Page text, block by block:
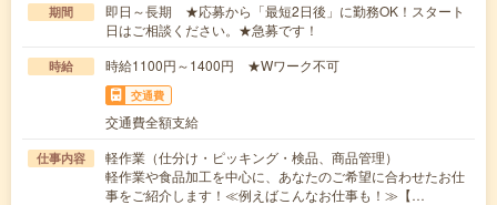
期間
即日～長期 ★応募から「最短2日後」に勤務OK！スタート
日はご相談ください。★急募です！
時給 時給1100円～1400円 ★Wワーク不可
交通費
交通費全額支給
仕事内容
軽作業（仕分け・ピッキング・検品、商品管理）
軽作業や食品加工を中心に、あなたのご希望に合わせたお仕
事をご紹介します！≪例えばこんなお仕事も！≫【…